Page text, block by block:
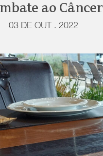
ao Câncer
03 DE OUT . 2022